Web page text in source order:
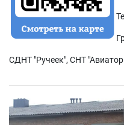
СДНТ "Ручеек", СНТ